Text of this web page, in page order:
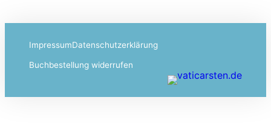
ImpressumDatenschutzerklärung
Buchbestellung widerrufen